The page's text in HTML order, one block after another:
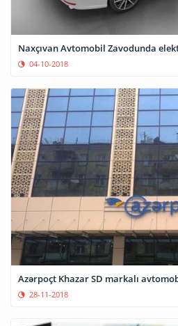
Naxçıvan Avtomobil Zavodunda
04-10-2018
Azərpoçt Khazar SD markalı
28-11-2018